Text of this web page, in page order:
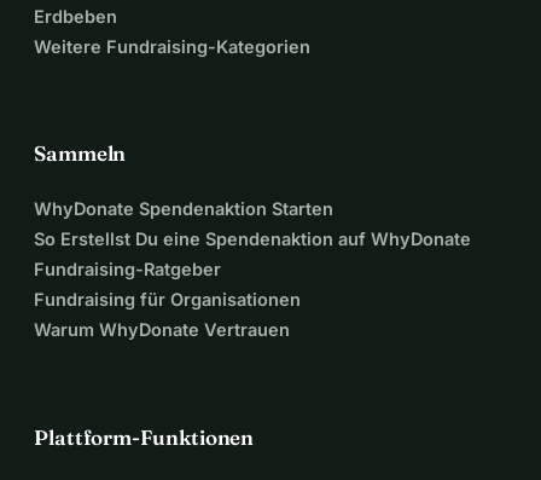
Erdbeben
Weitere Fundraising-Kategorien
Sammeln
WhyDonate Spendenaktion Starten
So Erstellst Du eine Spendenaktion auf WhyDonate
Fundraising-Ratgeber
Fundraising für Organisationen
Warum WhyDonate Vertrauen
Plattform-Funktionen